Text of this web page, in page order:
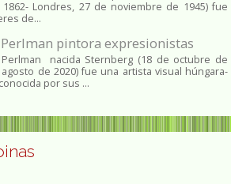
Londres, 27 de noviembre de 1945)​ fue
de...
pintora expresionistas
nacida Sternberg (18 de octubre de
agosto de 2020) fue una artista visual húngara-
por sus ...